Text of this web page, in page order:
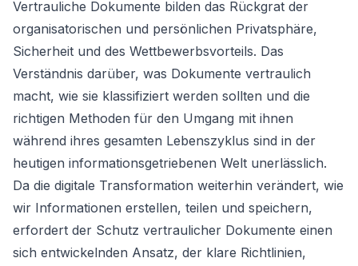
Vertrauliche Dokumente bilden das Rückgrat der
organisatorischen und persönlichen Privatsphäre,
Sicherheit und des Wettbewerbsvorteils. Das
Verständnis darüber, was Dokumente vertraulich
macht, wie sie klassifiziert werden sollten und die
richtigen Methoden für den Umgang mit ihnen
während ihres gesamten Lebenszyklus sind in der
heutigen informationsgetriebenen Welt unerlässlich.
Da die digitale Transformation weiterhin verändert, wie
wir Informationen erstellen, teilen und speichern,
erfordert der Schutz vertraulicher Dokumente einen
sich entwickelnden Ansatz, der klare Richtlinien,